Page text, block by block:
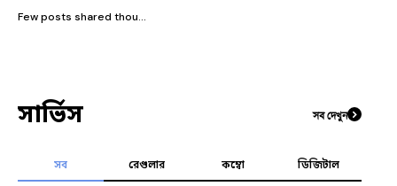
Few posts shared though different social media channels.
সার্ভিস সব দেখুন
সব রেগুলার কম্বো ডিজিটাল